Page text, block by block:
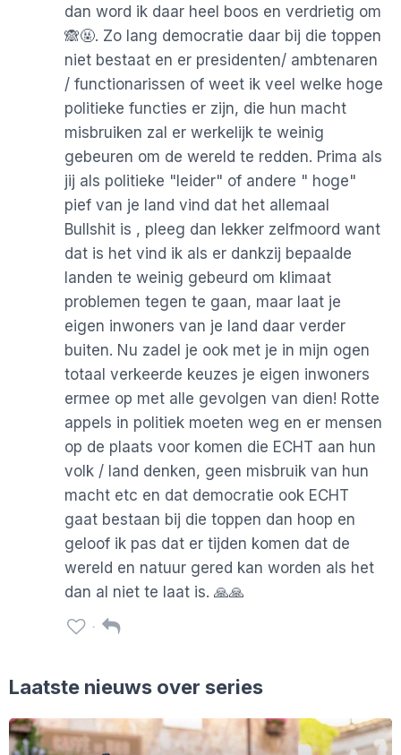
dan word ik daar heel boos en verdrietig om
🙈🤬. Zo lang democratie daar bij die toppen
niet bestaat en er presidenten/ ambtenaren
/ functionarissen of weet ik veel welke hoge
politieke functies er zijn, die hun macht
misbruiken zal er werkelijk te weinig
gebeuren om de wereld te redden. Prima als
jij als politieke "leider" of andere " hoge"
pief van je land vind dat het allemaal
Bullshit is , pleeg dan lekker zelfmoord want
dat is het vind ik als er dankzij bepaalde
landen te weinig gebeurd om klimaat
problemen tegen te gaan, maar laat je
eigen inwoners van je land daar verder
buiten. Nu zadel je ook met je in mijn ogen
totaal verkeerde keuzes je eigen inwoners
ermee op met alle gevolgen van dien! Rotte
appels in politiek moeten weg en er mensen
op de plaats voor komen die ECHT aan hun
volk / land denken, geen misbruik van hun
macht etc en dat democratie ook ECHT
gaat bestaan bij die toppen dan hoop en
geloof ik pas dat er tijden komen dat de
wereld en natuur gered kan worden als het
dan al niet te laat is. 🙏🙏
Laatste nieuws over series